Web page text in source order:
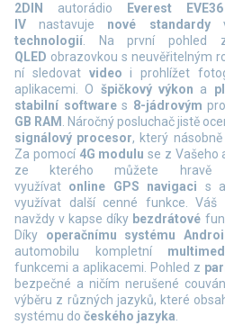
2DIN autorádio Everest EVE36
IVnastavuje nové standardy
technologií. Na první pohled
QLED obrazovkou s neuvěřitelným
ní sledovat video i prohlížet
aplikacemi. O špičkový výkon a
stabilní softwares 8-jádrovým
GB RAM . Náročný posluchač jistě
signálový procesor, který
Za pomocí 4G modulu se z Vašeho
ze kterého můžete hravě
využívat online GPS navigaci s
využívat další cenné funkce.
navždy v kapse díky bezdrátové
Díky operačnímu systému
automobilu kompletní
funkcemi a aplikacemi. Pohled z
bezpečné a ničím nerušené
výběru z různých jazyků, které
systému do českého jazyka.